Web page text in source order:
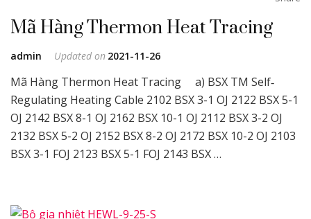
Mã Hàng Thermon Heat Tracing
admin Updated on 2021-11-26
Mã Hàng Thermon Heat Tracing a) BSX TM Self‐
Regulating Heating Cable 2102 BSX 3-1 OJ 2122 BSX 5-1
OJ 2142 BSX 8-1 OJ 2162 BSX 10-1 OJ 2112 BSX 3-2 OJ
2132 BSX 5-2 OJ 2152 BSX 8-2 OJ 2172 BSX 10-2 OJ 2103
BSX 3-1 FOJ 2123 BSX 5-1 FOJ 2143 BSX …